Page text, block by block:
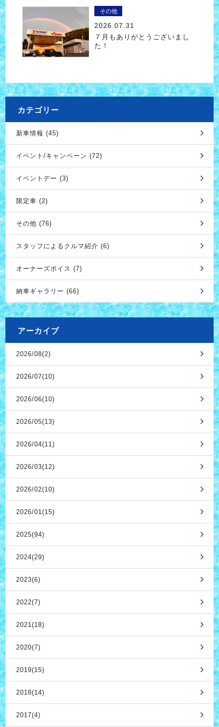
その他
2026.07.31
７月もありがとうございまし
た！
カテゴリー
新車情報 (45)
イベント/キャンペーン (72)
イベントデー (3)
限定車 (2)
その他 (76)
スタッフによるクルマ紹介 (6)
オーナーズボイス (7)
納車ギャラリー (66)
アーカイブ
2026/08(2)
2026/07(10)
2026/06(10)
2026/05(13)
2026/04(11)
2026/03(12)
2026/02(10)
2026/01(15)
2025(94)
2024(29)
2023(6)
2022(7)
2021(18)
2020(7)
2019(15)
2018(14)
2017(4)